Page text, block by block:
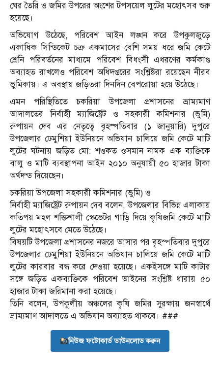
ঘের তৈরি ও জমির উপরের অংশের টপসয়েল লুটের মহোৎসব শুরু
হয়েছে।
অভিযোগ উঠেছে, পরিবেশ আইন লঙ্ঘন করে উপকুলজুড়ে
একাধিক সিন্ডিকেট চক্র একমাসের বেশি সময় ধরে জমি কেটে
শ্রেনি পরিবর্তনের মাধ্যমে পরিবেশ বিধংসী এধরণের কর্মকাণ্ড
অব্যাহত রাখলেও পরিবেশ অধিদপ্তরের সংশ্লিষ্টরা রয়েছেন নীরব
ভুমিকায়। এ অবস্থায় জড়িতরা দিনদিন বেপরোয়া হয়ে উঠেছে।
এমন পরিস্থিতিতে চকরিয়া উপজেলা প্রশাসনের ভ্রাম্যমাণ
আদালতের নির্বাহী ম্যাজিষ্ট্রেট ও সহকারী কমিশনার (ভুমি)
রুপায়ন দেব এর নেতৃত্বে বৃহস্পতিবার (১ জানুয়ারি) দুপুরে
উপজেলার ঢেমুশিয়া ইউনিয়নে অভিযান চালিয়ে জমি কেটে মাটি
লুটের ঘটনায় জড়িত মো: শওকত ওসমান নামক এক ব্যক্তিকে
বালু ও মাটি ব্যবস্থাপনা আইন ২০১০ অনুযায়ী ৫০ হাজার টাকা
অর্থদন্ড দিয়েছেন।
চকরিয়া উপজেলা সহকারী কমিশনার (ভুমি) ও
নির্বাহী ম্যাজিষ্ট্রেট রুপায়ন দেব বলেন, উপজেলার বিভিন্ন এলাকায়
কতিপয় মহল শক্তিশালী স্কেভেটর গাড়ি দিয়ে কৃষিজমি কেটে মাটি
লুটের মহোৎসবে মেতে উঠেছে।
বিষয়টি উপজেলা প্রশাসনের নজরে আসার পর বৃহস্পতিবার দুপুরে
উপজেলার ঢেমুশিয়া ইউনিয়নে অভিযান চালিয়ে জমি কেটে মাটি
লুটের কারবার বন্ধ করে দেওয়া হয়েছে। একইসঙ্গে মাটি কাটার
সঙ্গে জড়িত একব্যক্তিকে পরিবেশ আইনের সংশ্লিষ্ট ধারায় ৫০
হাজার টাকা জরিমানা করা হয়েছে।
তিনি বলেন, উপকূলীয় অঞ্চলের কৃষি জমির সুরক্ষায় জনস্বার্থে
ভ্রাম্যমাণ আদালতে এ অভিযান অব্যাহত থাকবে। ###
নিউজ ফটোকার্ড ডাউনলোড করুন